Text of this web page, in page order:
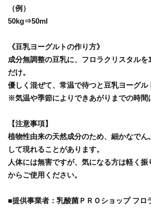
（例）
50kg⇒50ml
《豆乳ヨーグルトの作り方》
成分無調整の豆乳に、フロラクリスタルを
だけ。
優しく混ぜて、常温で待つと豆乳ヨーグル
※気温や季節によりできあがりまでの時間
【注意事項】
植物性由来の天然成分のため、細かなでん
して現れることがあります。
人体には無害ですが、気になる方は軽く振
からご使用ください。
■提供事業者：乳酸菌ＰＲＯショップ フロ